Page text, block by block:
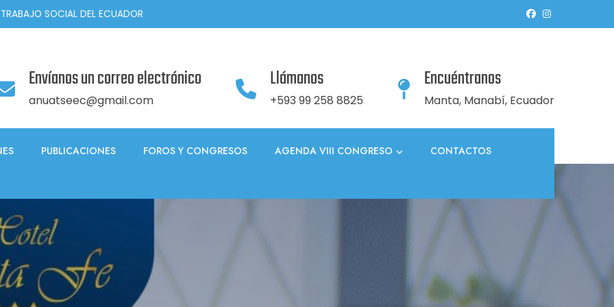
SOCIAL DEL ECUADOR
Envíanos un correo electrónico
anuatseec@gmail.com
Llámanos
+593 99 258 8825
Encuéntranos
Manta, Manabí, Ecuador
PUBLICACIONES FOROS Y CONGRESOS AGENDA VIII CONGRESO
CONTACTOS